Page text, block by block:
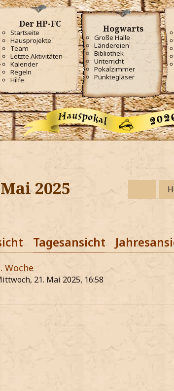
Der HP-FC
Startseite
Hausprojekte
Team
Letzte Aktivitäten
Kalender
Regeln
Hilfe
Hogwarts
Große Halle
Ländereien
Bibliothek
Unterricht
Pokalzimmer
Punktegläser
2025
Tagesansicht
Woche
21. Mai 2025, 16:58